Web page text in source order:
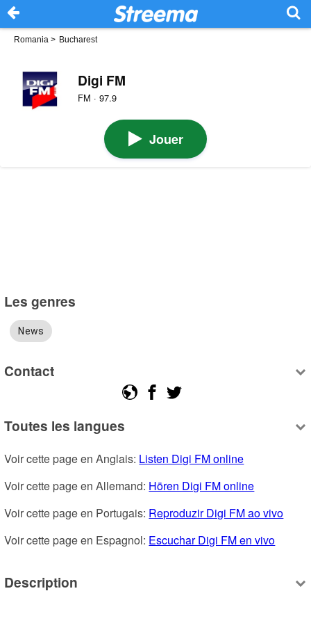
Romania > Bucharest
Digi FM
FM · 97.9
Jouer
Les genres
News
Contact
Toutes les langues
Voir cette page en Anglais: Listen Digi FM online
Voir cette page en Allemand: Hören Digi FM online
Voir cette page en Portugais: Reproduzir Digi FM ao vivo
Voir cette page en Espagnol: Escuchar Digi FM en vivo
Description